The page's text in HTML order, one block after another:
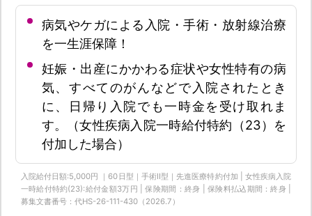
病気やケガによる入院・手術・放射線治療
を一生涯保障！
妊娠・出産にかかわる症状や女性特有の病
気、すべてのがんなどで入院されたとき
に、日帰り入院でも一時金を受け取れま
す。（女性疾病入院一時給付特約（23）を
付加した場合）
入院給付日額:5,000円 ｜60日型｜手術Ⅱ型｜先進医療特約付加 | 女性疾病入院
一時給付特約(23):給付金額3万円 | 保険期間：終身 | 保険料払込期間：終身 |
募集文書番号：代HS-26-111-430（2026.7）